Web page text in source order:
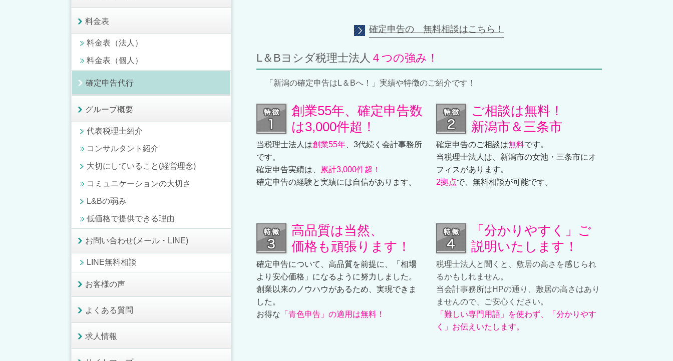
確定申告の 無料相談はこちら！
L＆Bヨシダ税理士法人 ４つの強み！
「新潟の確定申告はL＆Bへ！」実績や特徴のご紹介です！
創業55年、確定申告数
は3,000件超！
当税理士法人は創業55年 、3代続く会計事務所
です。
確定申告実績は、
累計3,000件超！
確定申告の経験と実績には自信があります。
ご相談は無料！
新潟市＆三条市
確定申告のご相談は無料です。
当税理士法人は、新潟市の女池・三条市にオ
フィスがあります。
2拠点で、無料相談が可能です。
高品質は当然、
価格も頑張ります！
確定申告について、高品質を前提に、「相場
より安心価格」になるように努力しました。
創業以来のノウハウがあるため、実現できま
した。
お得な 「青色申告」の適用は無料！
「分かりやすく」ご
説明いたします！
税理士法人と聞くと、敷居の高さを感じられ
るかもしれません。
当会計事務所はHPの通り、敷居の高さはあり
ませんので、ご安心ください。
「難しい専門用語」を使わず、「分かりやす
く」お伝えいたします。
料金表
料金表（法人）
料金表（個人）
確定申告代行
グループ概要
代表税理士紹介
コンサルタント紹介
大切にしていること(経営理念)
コミュニケーションの大切さ
L&Bの弱み
低価格で提供できる理由
お問い合わせ(メール・LINE)
LINE無料相談
お客様の声
よくある質問
求人情報